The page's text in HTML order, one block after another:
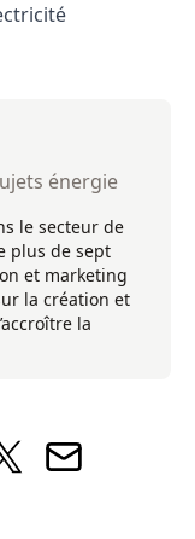
énergie
le secteur de
plus de sept
et marketing
la création et
la